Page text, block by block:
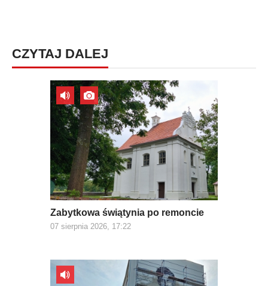
CZYTAJ DALEJ
Zabytkowa świątynia po remoncie
07 sierpnia 2026, 17:22